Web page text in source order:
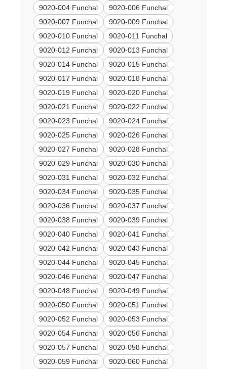
9020-004 Funchal
9020-006 Funchal
9020-007 Funchal
9020-009 Funchal
9020-010 Funchal
9020-011 Funchal
9020-012 Funchal
9020-013 Funchal
9020-014 Funchal
9020-015 Funchal
9020-017 Funchal
9020-018 Funchal
9020-019 Funchal
9020-020 Funchal
9020-021 Funchal
9020-022 Funchal
9020-023 Funchal
9020-024 Funchal
9020-025 Funchal
9020-026 Funchal
9020-027 Funchal
9020-028 Funchal
9020-029 Funchal
9020-030 Funchal
9020-031 Funchal
9020-032 Funchal
9020-034 Funchal
9020-035 Funchal
9020-036 Funchal
9020-037 Funchal
9020-038 Funchal
9020-039 Funchal
9020-040 Funchal
9020-041 Funchal
9020-042 Funchal
9020-043 Funchal
9020-044 Funchal
9020-045 Funchal
9020-046 Funchal
9020-047 Funchal
9020-048 Funchal
9020-049 Funchal
9020-050 Funchal
9020-051 Funchal
9020-052 Funchal
9020-053 Funchal
9020-054 Funchal
9020-056 Funchal
9020-057 Funchal
9020-058 Funchal
9020-059 Funchal
9020-060 Funchal